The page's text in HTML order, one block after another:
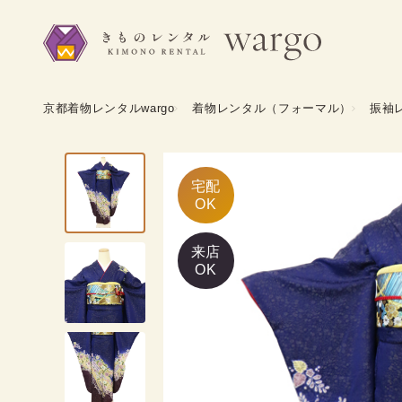
京都着物レンタルwargo 着物レンタル（フォーマル） 振袖
宅配
OK
来店
OK